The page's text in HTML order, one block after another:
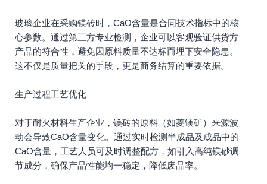
玻璃企业在采购镁砖时，CaO含量是合同技术指标中的核
心参数。通过第三方专业检测，企业可以客观验证供货方
产品的符合性，避免因原料质量不达标而埋下安全隐患。
这不仅是质量把关的手段，更是商务结算的重要依据。
生产过程工艺优化
对于耐火材料生产企业，镁砖的原料（如菱镁矿）来源波
动会导致CaO含量变化。通过实时检测半成品及成品中的
CaO含量，工艺人员可及时调整配方，如引入高纯镁砂调
节成分，确保产品性能均一稳定，降低废品率。